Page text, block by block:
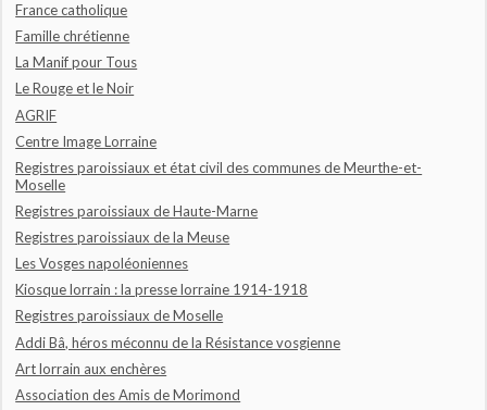
France catholique
Famille chrétienne
La Manif pour Tous
Le Rouge et le Noir
AGRIF
Centre Image Lorraine
Registres paroissiaux et état civil des communes de Meurthe-et-
Moselle
Registres paroissiaux de Haute-Marne
Registres paroissiaux de la Meuse
Les Vosges napoléoniennes
Kiosque lorrain : la presse lorraine 1914-1918
Registres paroissiaux de Moselle
Addi Bâ, héros méconnu de la Résistance vosgienne
Art lorrain aux enchères
Association des Amis de Morimond